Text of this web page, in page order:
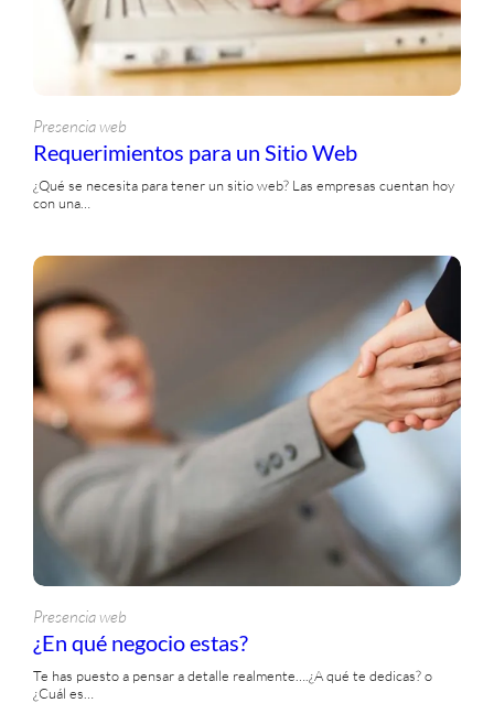
Presencia web
Requerimientos para un Sitio Web
¿Qué se necesita para tener un sitio web? Las empresas cuentan hoy
con una…
Presencia web
¿En qué negocio estas?
Te has puesto a pensar a detalle realmente….¿A qué te dedicas? o
¿Cuál es…